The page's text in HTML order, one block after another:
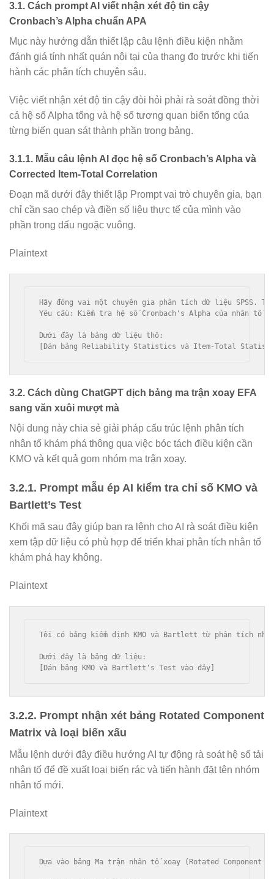
3.1. Cách prompt AI viết nhận xét độ tin cậy
Cronbach’s Alpha chuẩn APA
Mục này hướng dẫn thiết lập câu lệnh điều kiện nhằm
đánh giá tính nhất quán nội tại của thang đo trước khi tiến
hành các phân tích chuyên sâu.
Việc viết nhận xét độ tin cậy đòi hỏi phải rà soát đồng thời
cả hệ số Alpha tổng và hệ số tương quan biến tổng của
từng biến quan sát thành phần trong bảng.
3.1.1. Mẫu câu lệnh AI đọc hệ số Cronbach’s Alpha và
Corrected Item-Total Correlation
Đoạn mã dưới đây thiết lập Prompt vai trò chuyên gia, bạn
chỉ cần sao chép và điền số liệu thực tế của mình vào
phần trong dấu ngoặc vuông.
Plaintext
Hãy đóng vai một chuyên gia phân tích dữ liệu SPSS.
Yêu cầu: Kiểm tra hệ số Cronbach's Alpha của nhân
Dưới đây là bảng dữ liệu thô:
3.2. Cách dùng ChatGPT dịch bảng ma trận xoay EFA
sang văn xuôi mượt mà
Nội dung này chia sẻ giải pháp cấu trúc lệnh phân tích
nhân tố khám phá thông qua việc bóc tách điều kiện cần
KMO và kết quả gom nhóm ma trận xoay.
3.2.1. Prompt mẫu ép AI kiểm tra chỉ số KMO và
Bartlett’s Test
Khối mã sau đây giúp bạn ra lệnh cho AI rà soát điều kiện
xem tập dữ liệu có phù hợp để triển khai phân tích nhân tố
khám phá hay không.
Plaintext
Tôi có bảng kiểm định KMO và Bartlett từ phân tích
Dưới đây là bảng dữ liệu:
3.2.2. Prompt nhận xét bảng Rotated Component
Matrix và loại biến xấu
Mẫu lệnh dưới đây điều hướng AI tự động rà soát hệ số tải
nhân tố để đề xuất loại biến rác và tiến hành đặt tên nhóm
nhân tố mới.
Plaintext
Dựa vào bảng Ma trận nhân tố xoay (Rotated